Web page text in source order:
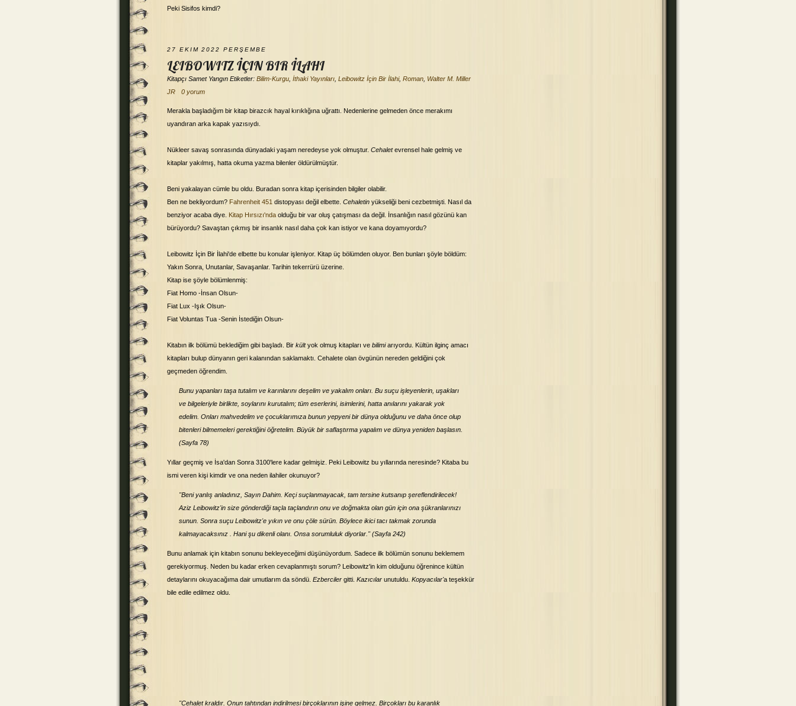
Peki Sisifos kimdi?
27 EKIM 2022 PERŞEMBE
LEIBOWITZ İÇIN BIR İLAHI
Kitapçı Samet Yangın Etiketler: Bilim-Kurgu İthaki Yayınları Leibowitz İçin Bir İlahi, Roman Walter M. Miller
JR
0 yorum
Merakla başladığım bir kitap birazcık hayal kırıklığına uğrattı. Nedenlerine gelmeden önce merakımı
uyandıran arka kapak yazısıydı.
Nükleer savaş sonrasında dünyadaki yaşam neredeyse yok olmuştur. Cehaletevrensel hale gelmiş ve
kitaplar yakılmış, hatta okuma yazma bilenler öldürülmüştür.
Beni yakalayan cümle bu oldu. Buradan sonra kitap içerisinden bilgiler olabilir.
Ben ne bekliyordum? Fahrenheit 451 distopyası değil elbette. Cehaletin yükseliği beni cezbetmişti. Nasıl da
benziyor acaba diye. Kitap Hırsızı'nda olduğu bir var oluş çatışması da değil. İnsanlığın nasıl gözünü kan
bürüyordu? Savaştan çıkmış bir insanlık nasıl daha çok kan istiyor ve kana doyamıyordu?
Leibowitz İçin Bir İlahi'de elbette bu konular işleniyor. Kitap üç bölümden oluyor. Ben bunları şöyle böldüm:
Yakın Sonra, Unutanlar, Savaşanlar. Tarihin tekerrürü üzerine.
Kitap ise şöyle bölümlenmiş:
Fiat Homo -İnsan Olsun-
Fiat Lux -Işık Olsun-
Fiat Voluntas Tua -Senin İstediğin Olsun-
Kitabın ilk bölümü beklediğim gibi başladı. Bir kültyok olmuş kitapları ve bilimiarıyordu. Kültün ilginç amacı
kitapları bulup dünyanın geri kalanından saklamaktı. Cehalete olan övgünün nereden geldiğini çok
geçmeden öğrendim.
Bunu yapanları taşa tutalım ve karınlarını deşelim ve yakalım onları. Bu suçu işleyenlerin, uşakları
ve bilgeleriyle birlikte, soylarını kurutalım; tüm eserlerini, isimlerini, hatta anılarını yakarak yok
edelim. Onları mahvedelim ve çocuklarımıza bunun yepyeni bir dünya olduğunu ve daha önce olup
bitenleri bilmemeleri gerektiğini öğretelim. Büyük bir saflaştırma yapalım ve dünya yeniden başlasın.
(Sayfa 78)
Yıllar geçmiş ve İsa'dan Sonra 3100'lere kadar gelmişiz. Peki Leibowitz bu yıllarında neresinde? Kitaba bu
ismi veren kişi kimdir ve ona neden ilahiler okunuyor?
"Beni yanlış anladınız, Sayın Dahim. Keçi suçlanmayacak, tam tersine kutsanıp şereflendirilecek!
Aziz Leibowitz'in size gönderdiği taçla taçlandırın onu ve doğmakta olan gün için ona şükranlarınızı
sunun. Sonra suçu Leibowitz'e yıkın ve onu çöle sürün. Böylece ikici tacı takmak zorunda
kalmayacaksınız . Hani şu dikenli olanı. Onsa sorumluluk diyorlar." (Sayfa 242)
Bunu anlamak için kitabın sonunu bekleyeceğimi düşünüyordum. Sadece ilk bölümün sonunu beklemem
gerekiyormuş. Neden bu kadar erken cevaplanmıştı sorum? Leibowitz'in kim olduğunu öğrenince kültün
detaylarını okuyacağıma dair umutlarım da söndü. Ezberciler gitti. Kazıcılar unutuldu. Kopyacılar'a teşekkür
bile edile edilmez oldu.
"Cehalet kraldır. Onun tahtından indirilmesi birçoklarının işine gelmez. Birçokları bu karanlık